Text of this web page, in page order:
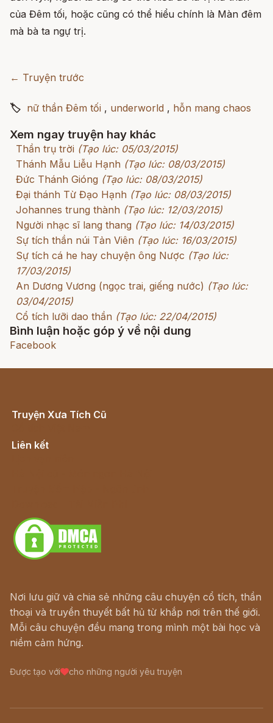
của Đêm tối, hoặc cũng có thể hiểu chính là Màn đêm
mà bà ta ngự trị.
← Truyện trước
🏷 nữ thần Đêm tối , underworld , hỗn mang chaos
Xem ngay truyện hay khác
Thần trụ trời (Tạo lúc: 05/03/2015)
Thánh Mẫu Liễu Hạnh (Tạo lúc: 08/03/2015)
Đức Thánh Gióng (Tạo lúc: 08/03/2015)
Đại thánh Từ Đạo Hạnh (Tạo lúc: 08/03/2015)
Johannes trung thành (Tạo lúc: 12/03/2015)
Người nhạc sĩ lang thang (Tạo lúc: 14/03/2015)
Sự tích thần núi Tản Viên (Tạo lúc: 16/03/2015)
Sự tích cá he hay chuyện ông Nược (Tạo lúc:
17/03/2015)
An Dương Vương (ngọc trai, giếng nước) (Tạo lúc:
03/04/2015)
Cổ tích lưỡi dao thần (Tạo lúc: 22/04/2015)
Bình luận hoặc góp ý về nội dung
Facebook
Truyện Xưa Tích Cũ
Liên kết
Nơi lưu giữ và chia sẻ những câu chuyện cổ tích, thần
thoại và truyền thuyết bất hủ từ khắp nơi trên thế giới.
Mỗi câu chuyện đều mang trong mình một bài học và
niềm cảm hứng.
Được tạo với cho những người yêu truyện